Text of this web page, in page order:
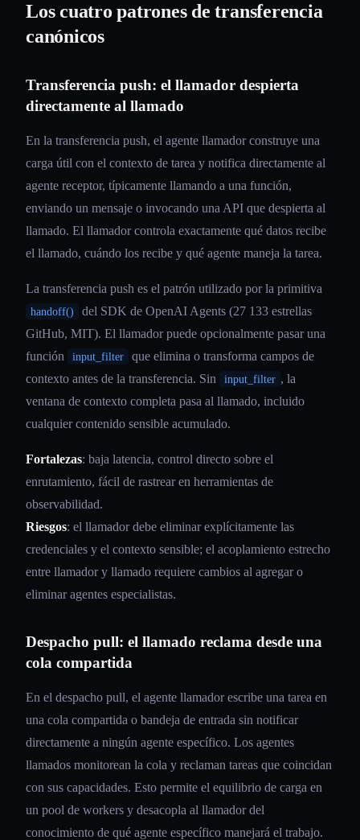
Los cuatro patrones de transferencia
canónicos
Transferencia push: el llamador despierta
directamente al llamado
En la transferencia push, el agente llamador construye una
carga útil con el contexto de tarea y notifica directamente al
agente receptor, típicamente llamando a una función,
enviando un mensaje o invocando una API que despierta al
llamado. El llamador controla exactamente qué datos recibe
el llamado, cuándo los recibe y qué agente maneja la tarea.
La transferencia push es el patrón utilizado por la primitiva
handoff()
del SDK de OpenAI Agents (27 133 estrellas
GitHub, MIT). El llamador puede opcionalmente pasar una
función
input_filter
que elimina o transforma campos de
contexto antes de la transferencia. Sin
input_filter , la
ventana de contexto completa pasa al llamado, incluido
cualquier contenido sensible acumulado.
Fortalezas: baja latencia, control directo sobre el
enrutamiento, fácil de rastrear en herramientas de
observabilidad.
Riesgos: el llamador debe eliminar explícitamente las
credenciales y el contexto sensible; el acoplamiento estrecho
entre llamador y llamado requiere cambios al agregar o
eliminar agentes especialistas.
Despacho pull: el llamado reclama desde una
cola compartida
En el despacho pull, el agente llamador escribe una tarea en
una cola compartida o bandeja de entrada sin notificar
directamente a ningún agente específico. Los agentes
llamados monitorean la cola y reclaman tareas que coincidan
con sus capacidades. Esto permite el equilibrio de carga en
un pool de workers y desacopla al llamador del
conocimiento de qué agente específico manejará el trabajo.